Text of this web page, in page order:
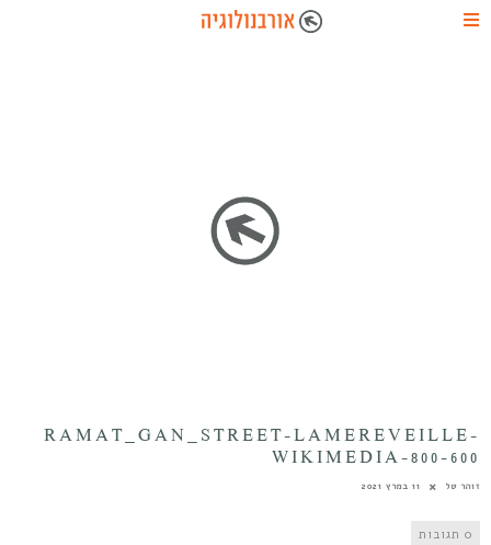
RAMAT_GAN_STREET-LAMEREVEILLE-
WIKIMEDIA-800-600
זוהר טל 11 במרץ 2021
0 תגובות